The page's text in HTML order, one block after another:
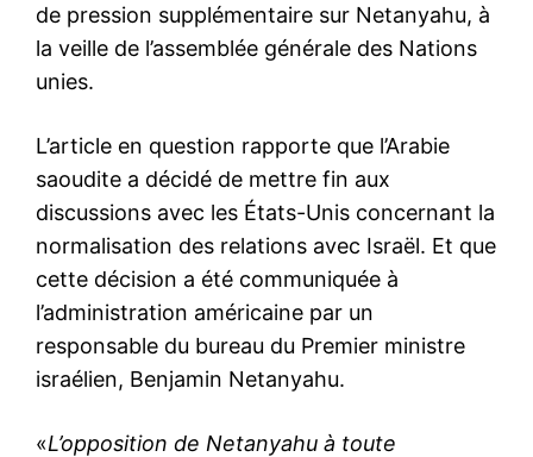
de pression supplémentaire sur Netanyahu, à
la veille de l’assemblée générale des Nations
unies.
L’article en question rapporte que l’Arabie
saoudite a décidé de mettre fin aux
discussions avec les États-Unis concernant la
normalisation des relations avec Israël. Et que
cette décision a été communiquée à
l’administration américaine par un
responsable du bureau du Premier ministre
israélien, Benjamin Netanyahu.
«L’opposition de Netanyahu à toute